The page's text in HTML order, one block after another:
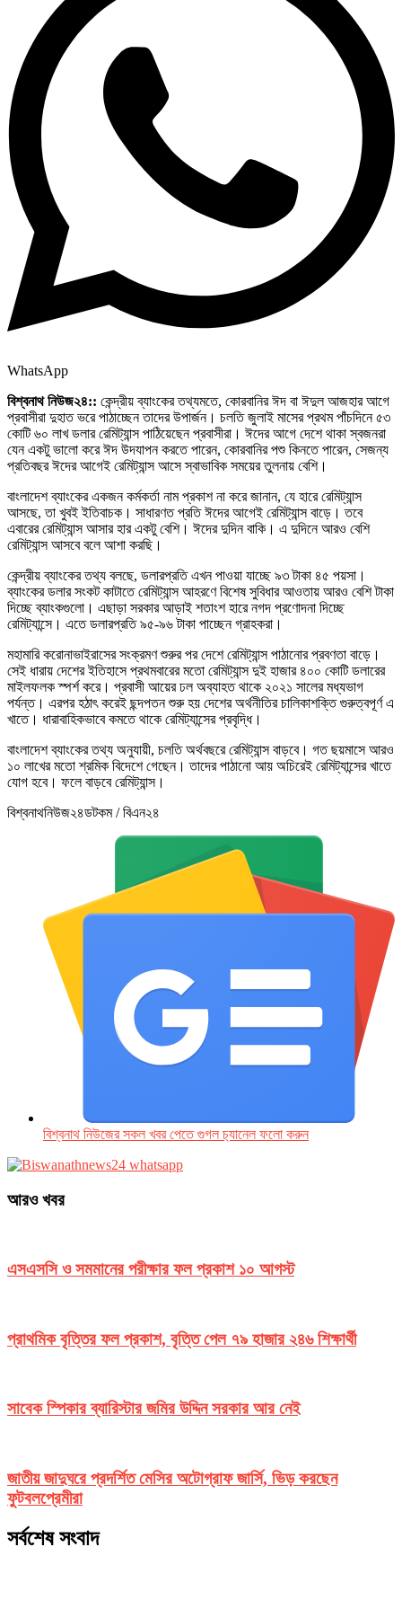
WhatsApp
বিশ্বনাথ নিউজ২৪:: কেন্দ্রীয় ব্যাংকের তথ্যমতে, কোরবানির ঈদ বা ঈদুল আজহার আগে
প্রবাসীরা দুহাত ভরে পাঠাচ্ছেন তাদের উপার্জন। চলতি জুলাই মাসের প্রথম পাঁচদিনে ৫৩
কোটি ৬০ লাখ ডলার রেমিট্যান্স পাঠিয়েছেন প্রবাসীরা। ঈদের আগে দেশে থাকা স্বজনরা
যেন একটু ভালো করে ঈদ উদযাপন করতে পারেন, কোরবানির পশু কিনতে পারেন, সেজন্য
প্রতিবছর ঈদের আগেই রেমিট্যান্স আসে স্বাভাবিক সময়ের তুলনায় বেশি।
বাংলাদেশ ব্যাংকের একজন কর্মকর্তা নাম প্রকাশ না করে জানান, যে হারে রেমিট্যান্স
আসছে, তা খুবই ইতিবাচক। সাধারণত প্রতি ঈদের আগেই রেমিট্যান্স বাড়ে। তবে
এবারের রেমিট্যান্স আসার হার একটু বেশি। ঈদের দুদিন বাকি। এ দুদিনে আরও বেশি
রেমিট্যান্স আসবে বলে আশা করছি।
কেন্দ্রীয় ব্যাংকের তথ্য বলছে, ডলারপ্রতি এখন পাওয়া যাচ্ছে ৯৩ টাকা ৪৫ পয়সা।
ব্যাংকের ডলার সংকট কাটাতে রেমিট্যান্স আহরণে বিশেষ সুবিধার আওতায় আরও বেশি টাকা
দিচ্ছে ব্যাংকগুলো। এছাড়া সরকার আড়াই শতাংশ হারে নগদ প্রণোদনা দিচ্ছে
রেমিট্যান্সে। এতে ডলারপ্রতি ৯৫-৯৬ টাকা পাচ্ছেন গ্রাহকরা।
মহামারি করোনাভাইরাসের সংক্রমণ ‍শুরুর পর দেশে রেমিট্যান্স পাঠানোর প্রবণতা বাড়ে।
সেই ধারায় দেশের ইতিহাসে প্রথমবারের মতো রেমিট্যান্স দুই হাজার ৪০০ কোটি ডলারের
মাইলফলক স্পর্শ করে। প্রবাসী আয়ের ঢল অব্যাহত থাকে ২০২১ সালের মধ্যভাগ
পর্যন্ত। এরপর হঠাৎ করেই ছন্দপতন শুরু হয় দেশের অর্থনীতির চালিকাশক্তি গুরুত্বপূর্ণ এ
খাতে। ধারাবাহিকভাবে কমতে থাকে রেমিট্যান্সের প্রবৃদ্ধি।
বাংলাদেশ ব্যাংকের তথ্য অনুযায়ী, চলতি অর্থবছরে রেমিট্যান্স বাড়বে। গত ছয়মাসে আরও
১০ লাখের মতো শ্রমিক বিদেশে গেছেন। তাদের পাঠানো আয় অচিরেই রেমিট্যান্সের খাতে
যোগ হবে। ফলে বাড়বে রেমিট্যান্স।
বিশ্বনাথনিউজ২৪ডটকম / বিএন২৪
বিশ্বনাথ নিউজের সকল খবর পেতে গুগল চ‌্যানেল ফলো করুন
আরও খবর
এসএসসি ও সমমানের পরীক্ষার ফল প্রকাশ ১০ আগস্ট
প্রাথমিক বৃত্তির ফল প্রকাশ, বৃত্তি পেল ৭৯ হাজার ২৪৬ শিক্ষার্থী
সাবেক স্পিকার ব্যারিস্টার জমির উদ্দিন সরকার আর নেই
জাতীয় জাদুঘরে প্রদর্শিত মেসির অটোগ্রাফ জার্সি, ভিড় করছেন
ফুটবলপ্রেমীরা
সর্বশেষ সংবাদ